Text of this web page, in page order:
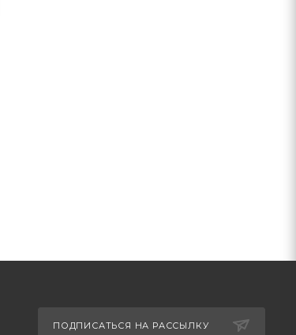
ПОДПИСАТЬСЯ НА РАССЫЛКУ